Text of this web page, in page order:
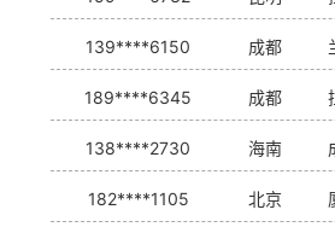
139****6150 成都
189****6345 成都
138****2730 海南
182****1105 北京